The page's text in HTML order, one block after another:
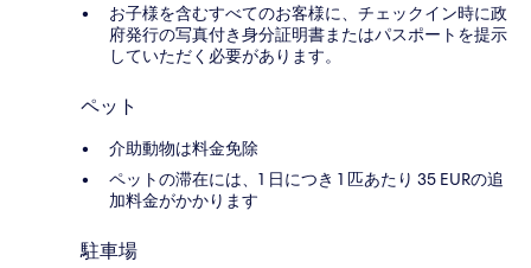
お子様を含むすべてのお客様に、チェックイン時に政
府発行の写真付き身分証明書またはパスポートを提示
していただく必要があります。
ペット
介助動物は料金免除
ペットの滞在には、1 日につき 1 匹あたり 35 EURの追
加料金がかかります
駐車場